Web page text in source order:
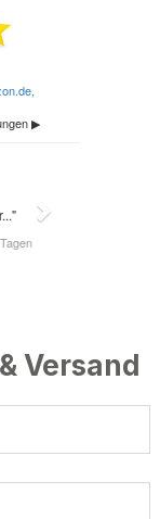
Versand